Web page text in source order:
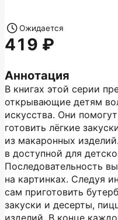
Аннотация
В книгах этой серии
открывающие детям
искусства. Они
готовить лёгкие
из макаронных
в доступной для
Последовательность
на картинках. Следуя
сам приготовить
закуски и десерты,
изделий. В конце
Ожидается
419